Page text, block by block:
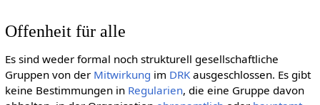
Offenheit für alle
Es sind weder formal noch strukturell gesellschaftliche
Gruppen von der Mitwirkung im DRKausgeschlossen. Es gibt
keine Bestimmungen in Regularien, die eine Gruppe davon